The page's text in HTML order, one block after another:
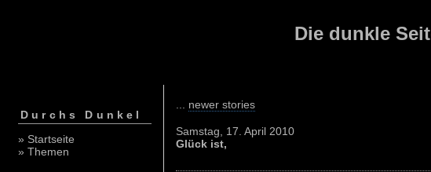
Die dunkle
Durchs Dunkel
» Startseite
» Themen
newer stories
Samstag, 17. April 2010
Glück ist,